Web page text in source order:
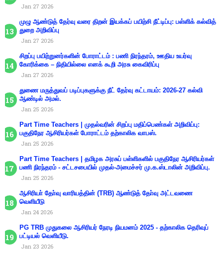
Jan 27 2026
முழு ஆண்டுத் தேர்வு வரை திறன் இயக்கப் பயிற்சி நீட்டிப்பு: பள்ளிக் கல்வித்
துறை அறிவிப்பு
Jan 27 2026
சிறப்பு பயிற்றுனர்களின் போராட்டம் : பணி நிரந்தரம், ஊதிய உயர்வு
கோரிக்கை – நிதியில்லை எனக் கூறி அரசு கைவிரிப்பு
Jan 27 2026
துணை மருத்துவப் படிப்புகளுக்கு நீட் தேர்வு கட்டாயம்: 2026-27 கல்வி
ஆண்டில் அமல்.
Jan 25 2026
Part Time Teachers | முதல்வரின் சிறப்பு மதிப்பெண்கள் அறிவிப்பு:
பகுதிநேர ஆசிரியர்கள் போராட்டம் தற்காலிக வாபஸ்.
Jan 25 2026
Part Time Teachers | தமிழக அரசுப் பள்ளிகளில் பகுதிநேர ஆசிரியர்கள்
பணி நிரந்தரம் - சட்டசபையில் முதல்-அமைச்சர் மு.க.ஸ்டாலின் அறிவிப்பு.
Jan 25 2026
ஆசிரியா் தோ்வு வாரியத்தின் (TRB) ஆண்டுத் தோ்வு அட்டவணை
வெளியீடு
Jan 24 2026
PG TRB முதுகலை ஆசிரியர் நேரடி நியமனம் 2025 - தற்காலிக தெரிவுப்
பட்டியல் வெளியீடு.
Jan 23 2026